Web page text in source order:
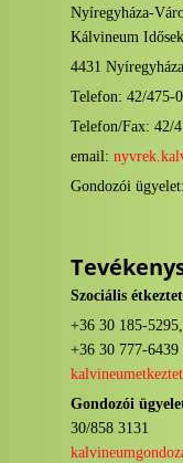
Nyíregyháza-
Kálvineum
4431
Telefon: 42/475-
Telefon/Fax: 42/
email:
Gondozói
Szociális
+36 30 185-5295,
+36 30 777-6439
Gondozói
30/858 3131